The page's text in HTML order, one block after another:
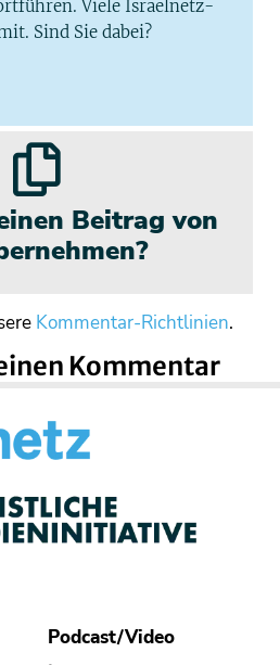
Viele Israelnetz-
Sind Sie dabei?
Beitrag von
Kommentar-Richtlinien.
Kommentar
Podcast/Video